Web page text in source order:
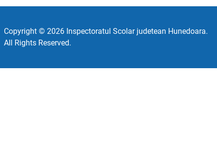
Copyright © 2026 Inspectoratul Scolar judetean Hunedoara.
All Rights Reserved.